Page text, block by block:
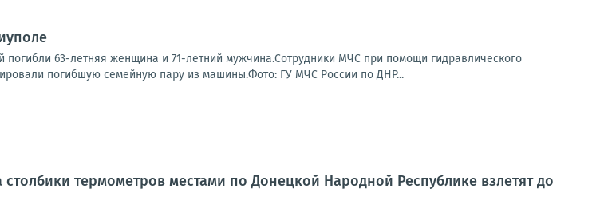
63-летняя женщина и 71-летний мужчина.Сотрудники МЧС при помощи гидравлического
погибшую семейную пару из машины.Фото: ГУ МЧС России по ДНР...
столбики термометров местами по Донецкой Народной Республике взлетят до